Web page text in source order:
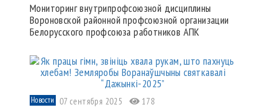
Мониторинг внутрипрофсоюзной дисциплины
Вороновской районной профсоюзной организации
Белорусского профсоюза работников АПК
Новости 07 сентября 2025 178